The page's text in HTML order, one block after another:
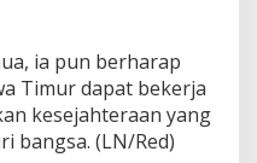
ia pun berharap
Timur dapat bekerja
kesejahteraan yang
bangsa. (LN/Red)